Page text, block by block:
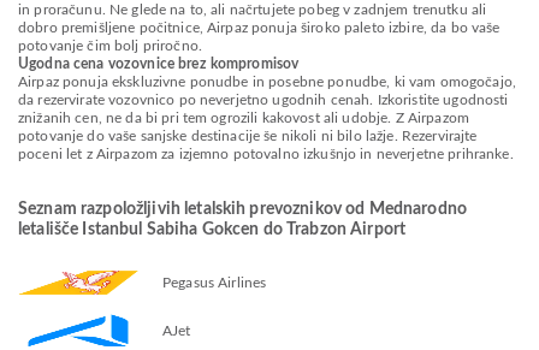
in proračunu. Ne glede na to, ali načrtujete pobeg v zadnjem trenutku ali
dobro premišljene počitnice, Airpaz ponuja široko paleto izbire, da bo vaše
potovanje čim bolj priročno.
Ugodna cena vozovnice brez kompromisov
Airpaz ponuja ekskluzivne ponudbe in posebne ponudbe, ki vam omogočajo,
da rezervirate vozovnico po neverjetno ugodnih cenah. Izkoristite ugodnosti
znižanih cen, ne da bi pri tem ogrozili kakovost ali udobje. Z Airpazom
potovanje do vaše sanjske destinacije še nikoli ni bilo lažje. Rezervirajte
poceni let z Airpazom za izjemno potovalno izkušnjo in neverjetne prihranke.
Seznam razpoložljivih letalskih prevoznikov od Mednarodno
letališče Istanbul Sabiha Gokcen do Trabzon Airport
Pegasus Airlines
AJet